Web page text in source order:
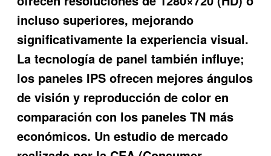
incluso superiores, mejorando
significativamente la experiencia visual.
La tecnología de panel también influye;
los paneles IPS ofrecen mejores ángulos
de visión y reproducción de color en
comparación con los paneles TN más
económicos. Un estudio de mercado